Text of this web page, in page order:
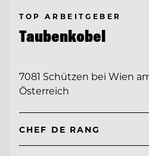
TOP ARBEITGEBER
Taubenkobel
7081 Schützen bei Wien
Österreich
CHEF DE RANG